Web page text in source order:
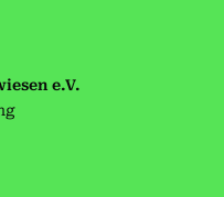
e.V.